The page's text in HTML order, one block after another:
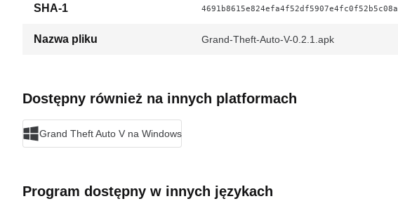
SHA-1 4691b8615e824efa4f52df5907e4fc0f52b5c08a
Nazwa pliku Grand-Theft-Auto-V-0.2.1.apk
Dostępny również na innych platformach
Grand Theft Auto V na Windows
Program dostępny w innych językach